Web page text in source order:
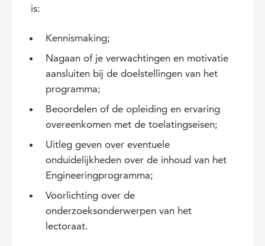
is:
Kennismaking;
Nagaan of je verwachtingen en motivatie
aansluiten bij de doelstellingen van het
programma;
Beoordelen of de opleiding en ervaring
overeenkomen met de toelatingseisen;
Uitleg geven over eventuele
onduidelijkheden over de inhoud van het
Engineeringprogramma;
Voorlichting over de
onderzoeksonderwerpen van het
lectoraat.